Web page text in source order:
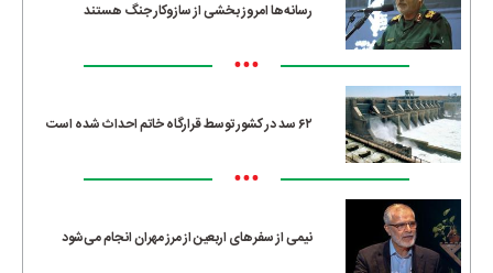
رسانه‌ها امروز بخشی از سازوکار جنگ هستند
•••
۶۲ سد در کشور توسط قرارگاه خاتم احداث شده است
•••
نیمی از سفرهای اربعین از مرز مهران انجام می‌شود